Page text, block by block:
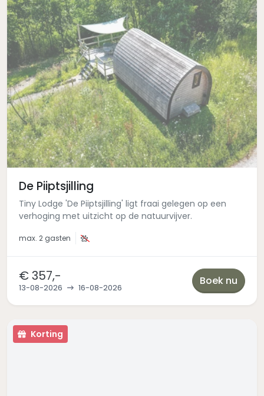
De Piiptsjilling
Tiny Lodge 'De Piiptsjilling' ligt fraai gelegen op een
verhoging met uitzicht op de natuurvijver.
max. 2 gasten
€ 357,-
13-08-2026 16-08-2026
Boek nu
Korting